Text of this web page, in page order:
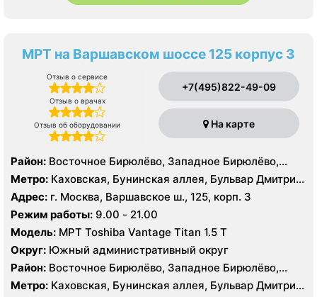
МРТ на Варшавском шоссе 125 корпус 3
Отзыв о сервисе
Отзыв о врачах
Отзыв об оборудовании
+7(495)822-49-09
На карте
Район: Восточное Бирюлёво, Западное Бирюлёво,
Москворечье-Сабурово, Северное Чертаново,
Центральное Чертаново, Южное Чертаново , Южное
Чертаново , Зюзино, Северное Бутово, Южное Бутово
Метро: Каховская, Бунинская аллея, Бульвар Дмитрия
Донского, Бульвар Адмирала Ушакова, Аннино ,
Пражская, Севастопольская, Улица Академика
Янгеля, Улица Горчакова, Улица Скобелевская, Улица
Старокачаловская, Чертановская, Южная
Адрес: г. Москва, Варшавское ш., 125, корп. 3
Режим работы: 9.00 - 21.00
Модель: МРТ Toshiba Vantage Titan 1.5 Т
Округ: Южный административный округ
Район: Восточное Бирюлёво, Западное Бирюлёво,
Москворечье-Сабурово, Северное Чертаново,
Центральное Чертаново, Южное Чертаново , Южное
Метро: Каховская, Бунинская аллея, Бульвар Дмитрия